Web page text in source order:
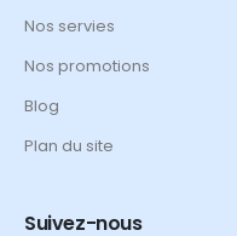
Nos servies
Nos promotions
Blog
Plan du site
Suivez-nous